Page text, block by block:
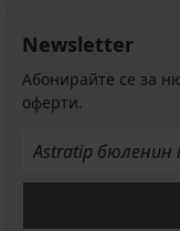
Newsletter
Абонирайте се за
оферти.